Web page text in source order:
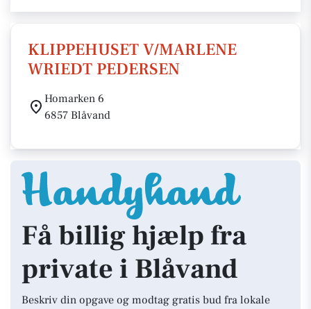
KLIPPEHUSET V/MARLENE
WRIEDT PEDERSEN
Homarken 6
6857 Blåvand
Få billig hjælp fra
private i Blåvand
Beskriv din opgave og modtag gratis bud fra lokale